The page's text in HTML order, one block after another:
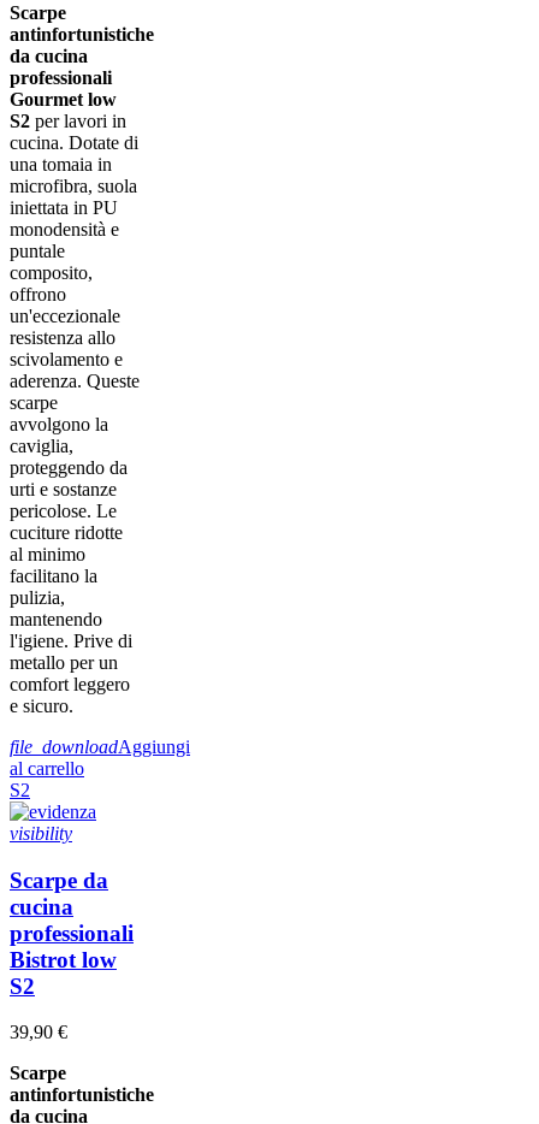
Scarpe
antinfortunistiche
da cucina
professionali
Gourmet low
S2 per lavori in
cucina. Dotate di
una tomaia in
microfibra, suola
iniettata in PU
monodensità e
puntale
composito,
offrono
un'eccezionale
resistenza allo
scivolamento e
aderenza. Queste
scarpe
avvolgono la
caviglia,
proteggendo da
urti e sostanze
pericolose. Le
cuciture ridotte
al minimo
facilitano la
pulizia,
mantenendo
l'igiene. Prive di
metallo per un
comfort leggero
e sicuro.
file_downloadAggiungi
al carrello
S2
visibility
Scarpe da
cucina
professionali
Bistrot low
S2
39,90 €
Scarpe
antinfortunistiche
da cucina